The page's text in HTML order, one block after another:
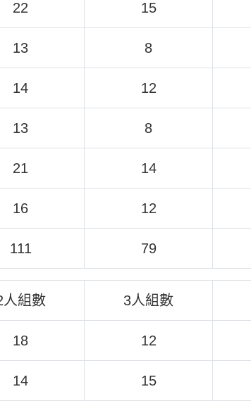
22 15
13 8
14 12
13 8
21 14
16 12
111 79
人組數 3人組數
18 12
14 15